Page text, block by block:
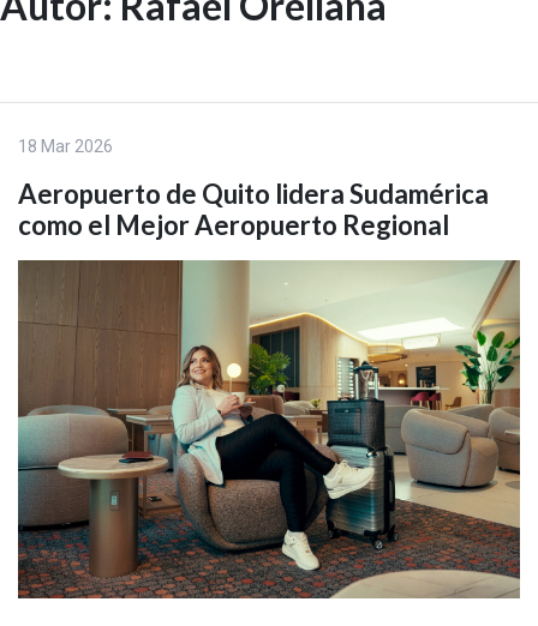
Skip
18 Mar 2026
Aeropuerto de Quito lidera Sudamérica
como el Mejor Aeropuerto Regional